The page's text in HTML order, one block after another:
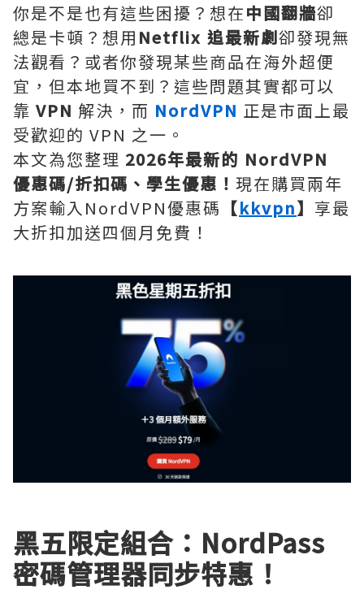
你是不是也有這些困擾？想在中國翻牆卻
總是卡頓？想用 Netflix 追最新劇卻發現無
法觀看？或者你發現某些商品在海外超便
宜，但本地買不到？這些問題其實都可以
靠 VPN 解決，而 NordVPN 正是市面上最
受歡迎的 VPN 之一。
本文為您整理 2026年最新的 NordVPN
優惠碼/折扣碼、學生優惠！ 現在購買兩年
方案輸入NordVPN優惠碼 【kkvpn】 享最
大折扣加送四個月免費！
黑五限定組合：NordPass
密碼管理器同步特惠！